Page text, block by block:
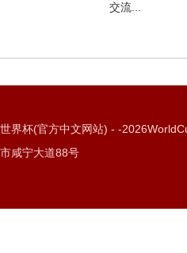
交流...
界杯(官方中文网站) - -
咸宁大道88号